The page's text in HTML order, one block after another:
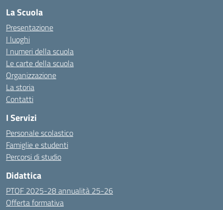
La Scuola
Presentazione
I luoghi
I numeri della scuola
Le carte della scuola
Organizzazione
La storia
Contatti
I Servizi
Personale scolastico
Famiglie e studenti
Percorsi di studio
Didattica
PTOF 2025-28 annualità 25-26
Offerta formativa